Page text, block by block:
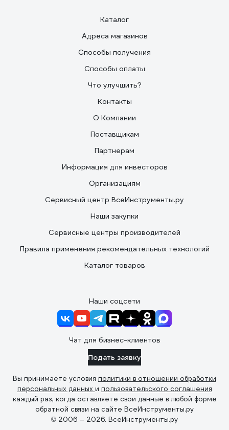
Каталог
Адреса магазинов
Способы получения
Способы оплаты
Что улучшить?
Контакты
О Компании
Поставщикам
Партнерам
Информация для инвесторов
Организациям
Сервисный центр ВсеИнструменты.ру
Наши закупки
Сервисные центры производителей
Правила применения рекомендательных технологий
Каталог товаров
Наши соцсети
Чат для бизнес-клиентов
Подать заявку
Вы принимаете условия политики в отношении обработки
персональных данных и пользовательского соглашения
каждый раз, когда оставляете свои данные в любой форме
обратной связи на сайте ВсеИнструменты.ру
© 2006 — 2026. ВсеИнструменты.ру